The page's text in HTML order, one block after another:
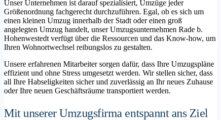
Unser Unternehmen ist darauf spezialisiert, Umzüge jeder
Größenordnung fachgerecht durchzuführen. Egal, ob es sich um
einen kleinen Umzug innerhalb der Stadt oder einen groß
angelegten Umzug handelt, unser Umzugsunternehmen Rade b.
Hohenwestedt verfügt über die Ressourcen und das Know-how, um
Ihren Wohnortwechsel reibungslos zu gestalten.
Unsere erfahrenen Mitarbeiter sorgen dafür, dass Ihre Umzugspläne
effizient und ohne Stress umgesetzt werden. Wir stellen sicher, dass
all Ihre Habseligkeiten sicher und zuverlässig an Ihr neues Zuhause
oder Ihre neuen Geschäftsräume transportiert werden.
Mit unserer Umzugsfirma entspannt ans Ziel